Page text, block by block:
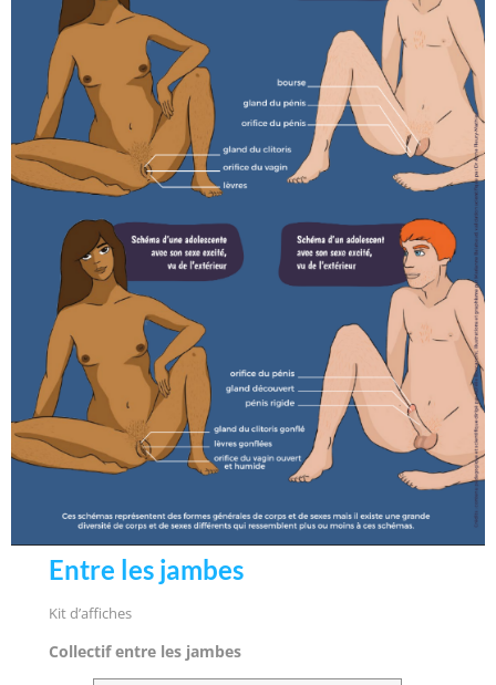
Entre les jambes
Kit d’affiches
Collectif entre les jambes